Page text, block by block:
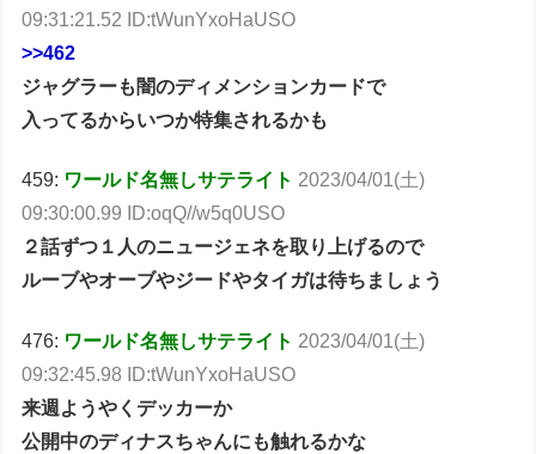
09:31:21.52 ID:tWunYxoHaUSO
>>462
ジャグラーも闇のディメンションカードで
入ってるからいつか特集されるかも
459: ワールド名無しサテライト 2023/04/01(土)
09:30:00.99 ID:oqQ//w5q0USO
２話ずつ１人のニュージェネを取り上げるので
ルーブやオーブやジードやタイガは待ちましょう
476: ワールド名無しサテライト 2023/04/01(土)
09:32:45.98 ID:tWunYxoHaUSO
来週ようやくデッカーか
公開中のディナスちゃんにも触れるかな